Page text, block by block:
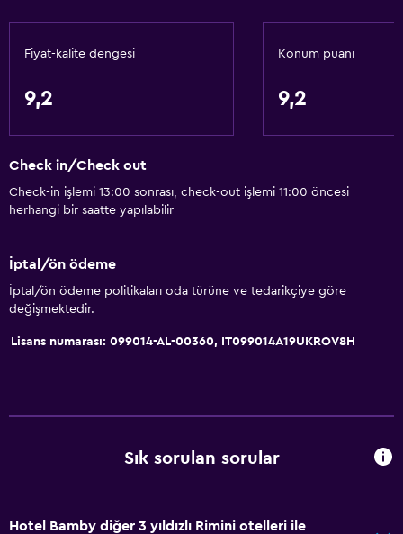
Fiyat-kalite dengesi
9,2
Konum puanı
9,2
Check in/Check out
Check-in işlemi 13:00 sonrası, check-out işlemi 11:00 öncesi
herhangi bir saatte yapılabilir
İptal/ön ödeme
İptal/ön ödeme politikaları oda türüne ve tedarikçiye göre
değişmektedir.
Lisans numarası: 099014-AL-00360, IT099014A19UKROV8H
Sık sorulan sorular
Hotel Bamby diğer 3 yıldızlı Rimini otelleri ile